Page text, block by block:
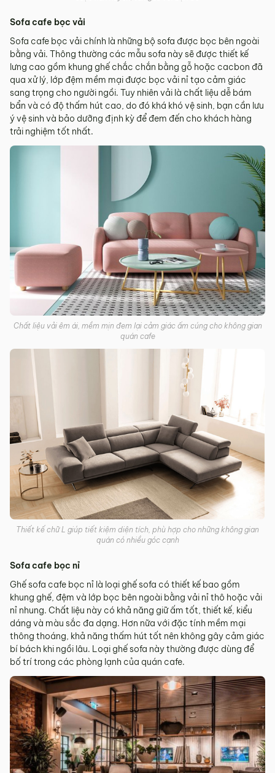
Sofa cafe bọc vải
Sofa cafe bọc vải chính là những bộ sofa được bọc bên ngoài
bằng vải. Thông thường các mẫu sofa này sẽ được thiết kế
lưng cao gồm khung ghế chắc chắn bằng gỗ hoặc cacbon đã
qua xử lý, lớp đệm mềm mại được bọc vải nỉ tạo cảm giác
sang trọng cho người ngồi. Tuy nhiên vải là chất liệu dễ bám
bẩn và có độ thấm hút cao, do đó khá khó vệ sinh, bạn cần lưu
ý vệ sinh và bảo dưỡng định kỳ để đem đến cho khách hàng
trải nghiệm tốt nhất.
Chất liệu vải êm ái, mềm mịn đem lại cảm giác ấm cúng cho không gian
quán cafe
Thiết kế chữ L giúp tiết kiệm diện tích, phù hợp cho những không gian
quán có nhiều góc cạnh
Sofa cafe bọc nỉ
Ghế sofa cafe bọc nỉ là loại ghế sofa có thiết kế bao gồm
khung ghế, đệm và lớp bọc bên ngoài bằng vải nỉ thô hoặc vải
nỉ nhung. Chất liệu này có khả năng giữ ấm tốt, thiết kế, kiểu
dáng và màu sắc đa dạng. Hơn nữa với đặc tính mềm mại
thông thoáng, khả năng thấm hút tốt nên không gây cảm giác
bí bách khi ngồi lâu. Loại ghế sofa này thường được dùng để
bố trí trong các phòng lạnh của quán cafe.